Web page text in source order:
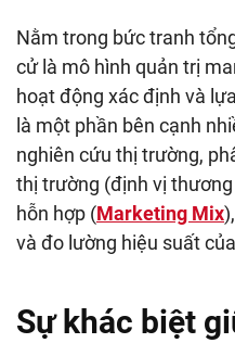
Nằm trong bức tranh
cử là mô hình quản trị
hoạt động xác định và
là một phần bên cạnh
nghiên cứu thị trường,
thị trường (định vị
hỗn hợp (Marketing Mix
và đo lường hiệu suất
Sự khác biệt